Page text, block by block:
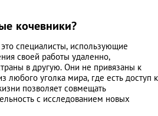
кочевники?
специалисты, использующие
своей работы удаленно,
в другую. Они не привязаны к
любого уголка мира, где есть доступ к
позволяет совмещать
с исследованием новых